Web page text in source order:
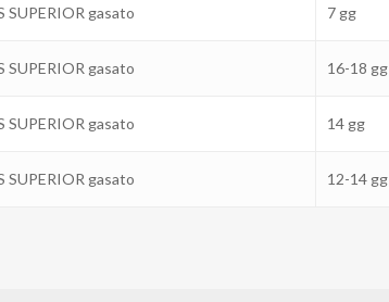
SUPERIOR gasato 7 gg
SUPERIOR gasato 16-18 gg
SUPERIOR gasato 14 gg
SUPERIOR gasato 12-14 gg